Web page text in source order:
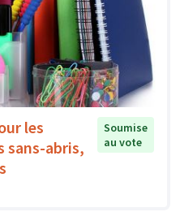
les
sans-abris,
Soumise
au vote